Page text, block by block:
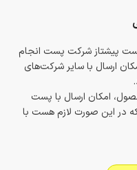
پیشتاز شرکت پست انجام
ارسال با سایر شرکت‌های
امکان ارسال با پست
که در این صورت لازم هست با